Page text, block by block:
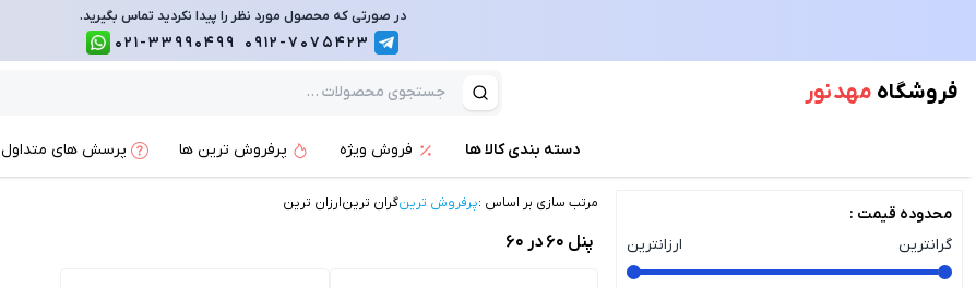
در صورتی که محصول مورد نظر را پیدا نکردید تماس بگیرید.
0912-7075423
021-33990499
فروشگاه مهد نور
دسته بندی کالا ها فروش ویژه پرفروش ترین ها پرسش های متداول
محدوده قیمت :
گرانترین
ارزانترین
مرتب سازی بر اساس :پرفروش ترینگران ترینارزان ترین
پنل 60 در 60